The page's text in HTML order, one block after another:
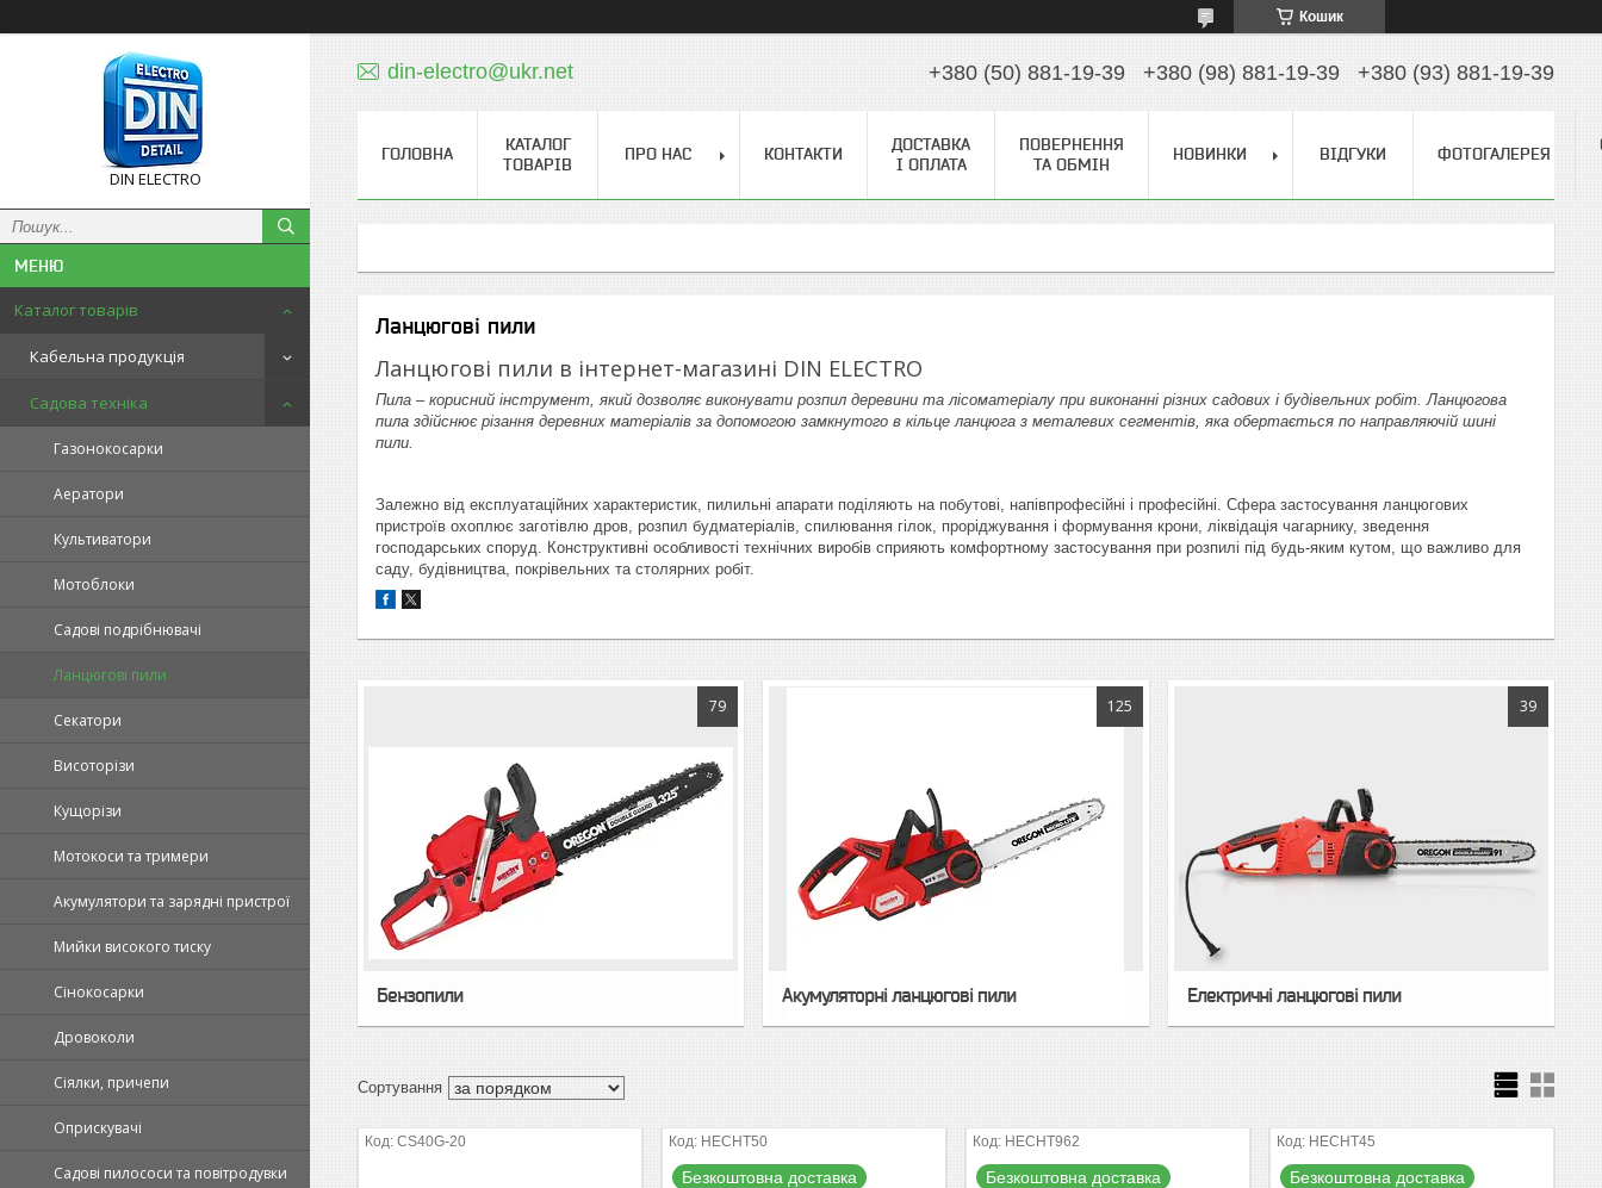
Кошик
DIN ELECTRO
Каталог товарів
Кабельна продукція
Садова техніка
Газонокосарки
Аератори
Культиватори
Мотоблоки
Садові подрібнювачі
Ланцюгові пили
Секатори
Висоторізи
Кущорізи
Мотокоси та тримери
Акумулятори та зарядні пристрої
Мийки високого тиску
Сінокосарки
Дровоколи
Сіялки, причепи
Оприскувачі
Садові пилососи та повітродувки
din-electro@ukr.net +380 (50) 881-19-39 +380 (98) 881-19-39 +380 (93) 881-19-39
ГОЛОВНА
КАТАЛОГ
ТОВАРІВ
ПРО НАС КОНТАКТИ
ДОСТАВКА
І ОПЛАТА
ПОВЕРНЕННЯ
ТА ОБМІН
НОВИНКИ ВІДГУКИ ФОТОГАЛЕРЕЯ
Ланцюгові пили
Ланцюгові пили в інтернет-магазині DIN ELECTRO
Пила – корисний інструмент, який дозволяє виконувати розпил деревини та лісоматеріалу при виконанні різних садових і будівельних робіт. Ланцюгова
пила здійснює різання деревних матеріалів за допомогою замкнутого в кільце ланцюга з металевих сегментів, яка обертається по направляючій шині
пили.
Залежно від експлуатаційних характеристик, пилильні апарати поділяють на побутові, напівпрофесійні і професійні. Сфера застосування ланцюгових
пристроїв охоплює заготівлю дров, розпил будматеріалів, спилювання гілок, проріджування і формування крони, ліквідація чагарнику, зведення
господарських споруд. Конструктивні особливості технічних виробів сприяють комфортному застосування при розпилі під будь-яким кутом, що важливо для
саду, будівництва, покрівельних та столярних робіт.
79
Бензопили
125
Акумуляторні ланцюгові пили
39
Електричні ланцюгові пили
CS40G-20 HECHT50
Безкоштовна доставка
HECHT962
Безкоштовна доставка
HECHT45
Безкоштовна доставка